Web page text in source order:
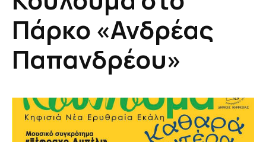
Πάρκο «Ανδρέας
Παπανδρέου»